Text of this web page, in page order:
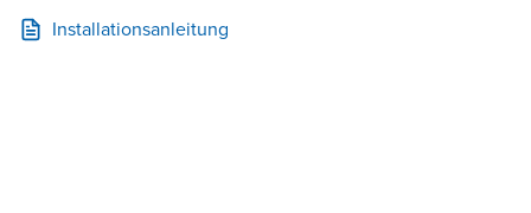
Installationsanleitung